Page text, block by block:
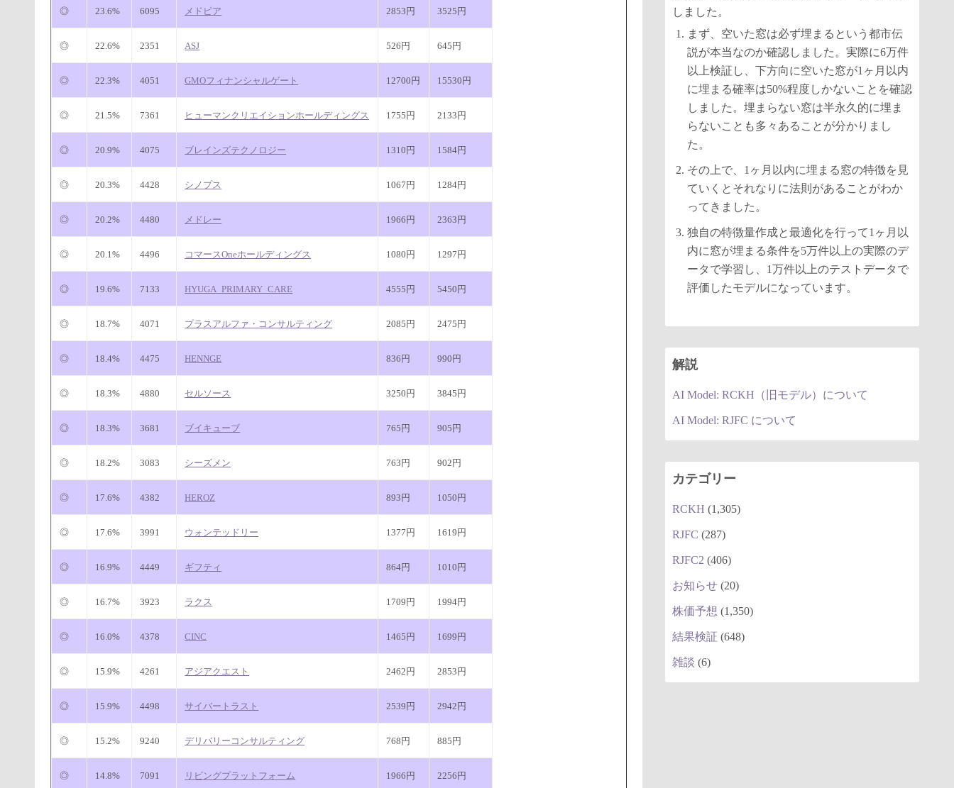
◎ 23.6% 6095 メドピア 2853円 3525円
◎ 22.6% 2351 ASJ 526円 645円
◎ 22.3% 4051 GMOフィナンシャルゲート 12700円 15530円
◎ 21.5% 7361 ヒューマンクリエイションホールディングス 1755円 2133円
◎ 20.9% 4075 ブレインズテクノロジー 1310円 1584円
◎ 20.3% 4428 シノプス 1067円 1284円
◎ 20.2% 4480 メドレー 1966円 2363円
◎ 20.1% 4496 コマースOneホールディングス 1080円 1297円
◎ 19.6% 7133 HYUGA_PRIMARY_CARE 4555円 5450円
◎ 18.7% 4071 プラスアルファ・コンサルティング 2085円 2475円
◎ 18.4% 4475 HENNGE 836円 990円
◎ 18.3% 4880 セルソース 3250円 3845円
◎ 18.3% 3681 ブイキューブ 765円 905円
◎ 18.2% 3083 シーズメン 763円 902円
◎ 17.6% 4382 HEROZ 893円 1050円
◎ 17.6% 3991 ウォンテッドリー 1377円 1619円
◎ 16.9% 4449 ギフティ 864円 1010円
◎ 16.7% 3923 ラクス 1709円 1994円
◎ 16.0% 4378 CINC 1465円 1699円
◎ 15.9% 4261 アジアクエスト 2462円 2853円
◎ 15.9% 4498 サイバートラスト 2539円 2942円
◎ 15.2% 9240 デリバリーコンサルティング 768円 885円
◎ 14.8% 7091 リビングプラットフォーム 1966円 2256円
しました。
まず、空いた窓は必ず埋まるという都市伝
説が本当なのか確認しました。実際に6万件
以上検証し、下方向に空いた窓が1ヶ月以内
に埋まる確率は50%程度しかないことを確認
しました。埋まらない窓は半永久的に埋ま
らないことも多々あることが分かりまし
た。
その上で、1ヶ月以内に埋まる窓の特徴を見
ていくとそれなりに法則があることがわか
ってきました。
独自の特徴量作成と最適化を行って1ヶ月以
内に窓が埋まる条件を5万件以上の実際のデ
ータで学習し、1万件以上のテストデータで
評価したモデルになっています。
解説
AI Model: RCKH（旧モデル）について
AI Model: RJFC について
カテゴリー
RCKH (1,305)
RJFC (287)
RJFC2 (406)
お知らせ (20)
株価予想 (1,350)
結果検証 (648)
雑談 (6)